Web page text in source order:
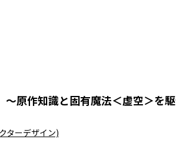
原作知識と固有魔法＜虚空＞を
ターデザイン)